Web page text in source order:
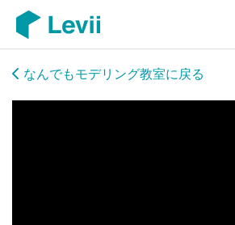
なんでもモデリング教室に戻る